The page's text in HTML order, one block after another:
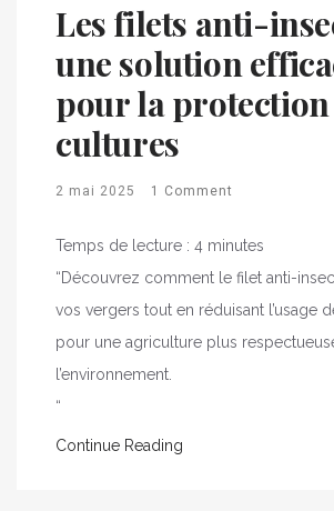
Les filets anti-
une solution
pour la protection
cultures
2 mai 2025 1 Comment
Temps de lecture : 4 minutes
“Découvrez comment le filet anti-
vos vergers tout en réduisant l’usage
pour une agriculture plus
l’environnement.
“
Continue Reading